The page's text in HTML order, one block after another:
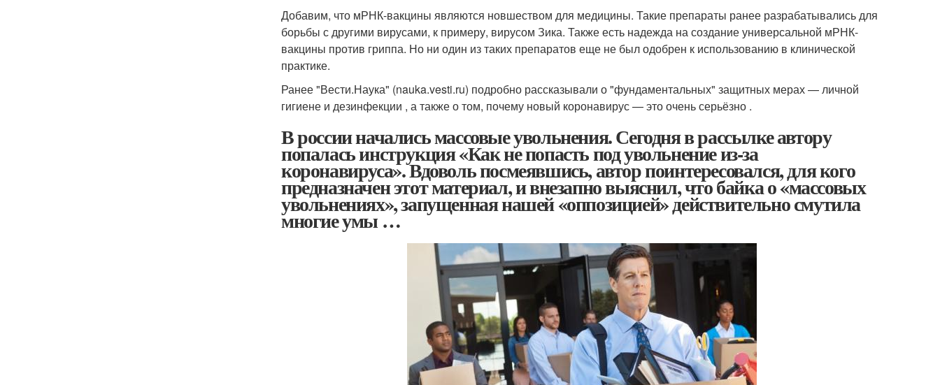
Добавим, что мРНК-вакцины являются новшеством для медицины. Такие препараты ранее разрабатывались для
борьбы с другими вирусами, к примеру, вирусом Зика. Также есть надежда на создание универсальной мРНК-
вакцины против гриппа. Но ни один из таких препаратов еще не был одобрен к использованию в клинической
практике.
Ранее "Вести.Наука" (nauka.vesti.ru) подробно рассказывали о "фундаментальных" защитных мерах — личной
гигиене и дезинфекции , а также о том, почему новый коронавирус — это очень серьёзно .
В россии начались массовые увольнения. Сегодня в рассылке автору
попалась инструкция «Как не попасть под увольнение из-за
коронавируса». Вдоволь посмеявшись, автор поинтересовался, для кого
предназначен этот материал, и внезапно выяснил, что байка о «массовых
увольнениях», запущенная нашей «оппозицией» действительно смутила
многие умы …